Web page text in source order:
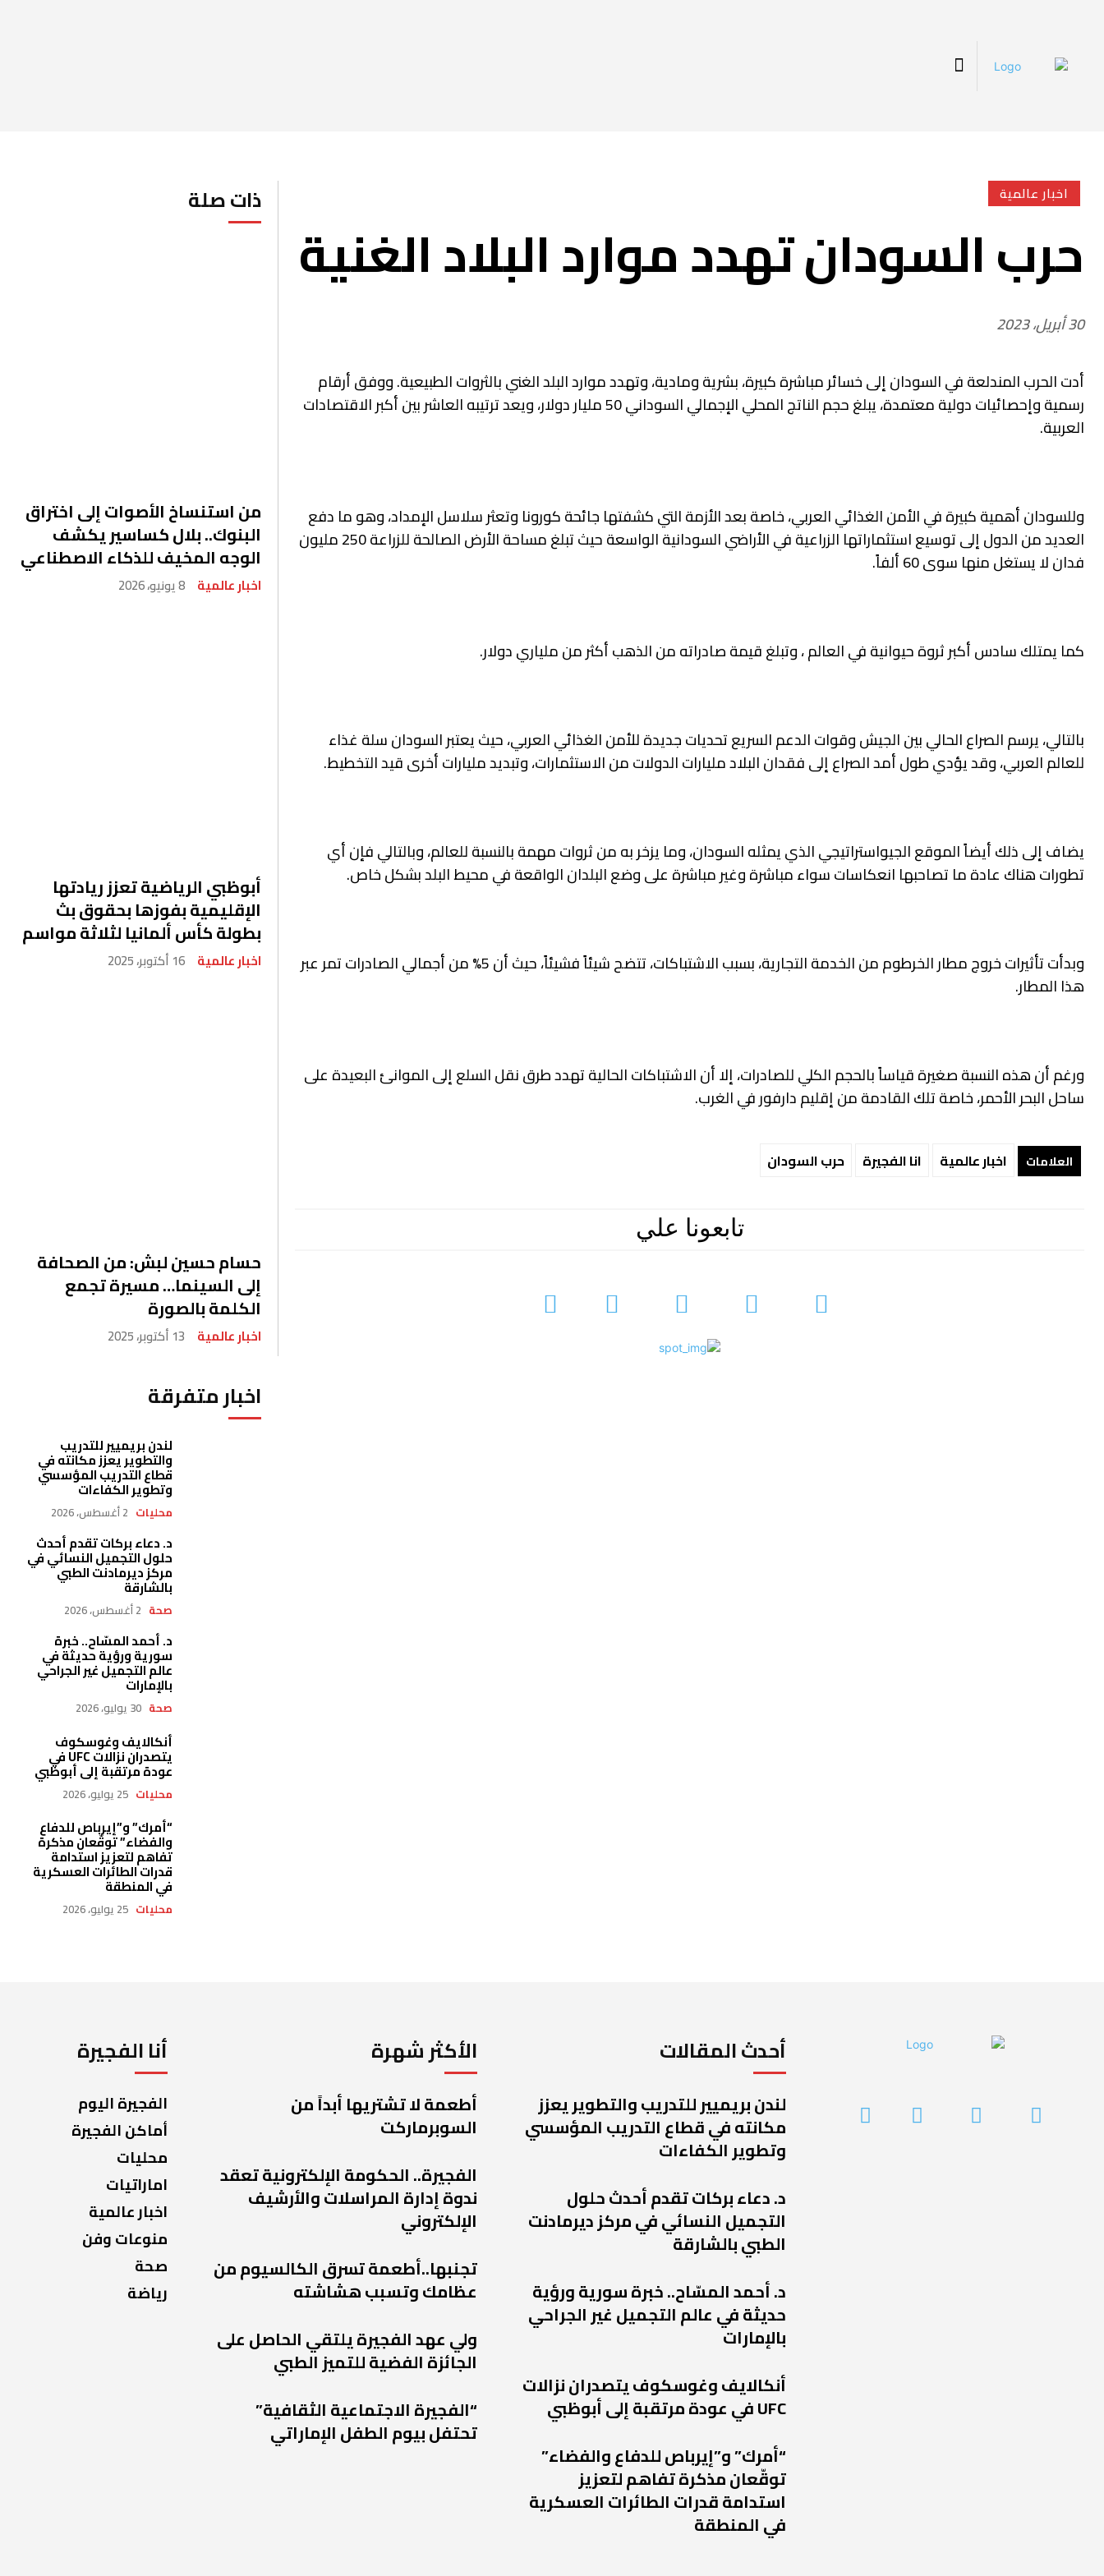
ذات صلة
من استنساخ الأصوات إلى اختراق
البنوك.. بلال كساسير يكشف
الوجه المخيف للذكاء الاصطناعي
اخبار عالمية 8 يونيو، 2026
أبوظبي الرياضية تعزز ريادتها
الإقليمية بفوزها بحقوق بث
بطولة كأس ألمانيا لثلاثة مواسم
اخبار عالمية 16 أكتوبر، 2025
حسام حسين لبش: من الصحافة
إلى السينما… مسيرة تجمع
الكلمة بالصورة
اخبار عالمية 13 أكتوبر، 2025
اخبار متفرقة
لندن بريميير للتدريب
والتطوير يعزز مكانته في
قطاع التدريب المؤسسي
وتطوير الكفاءات
محليات 2 أغسطس، 2026
د. دعاء بركات تقدم أحدث
حلول التجميل النسائي في
مركز ديرمادنت الطبي
بالشارقة
صحة 2 أغسطس، 2026
د. أحمد المسّاح.. خبرة
سورية ورؤية حديثة في
عالم التجميل غير الجراحي
بالإمارات
صحة 30 يوليو، 2026
أنكالايف وغوسكوف
يتصدران نزالات UFC في
عودة مرتقبة إلى أبوظبي
محليات 25 يوليو، 2026
“أمرك” و”إيرباص للدفاع
والفضاء” توقّعان مذكرة
تفاهم لتعزيز استدامة
قدرات الطائرات العسكرية
في المنطقة
محليات 25 يوليو، 2026
اخبار عالمية
حرب السودان تهدد موارد البلاد الغنية
30 أبريل، 2023
أدت الحرب المندلعة في السودان إلى خسائر مباشرة كبيرة، بشرية ومادية، وتهدد موارد البلد الغني بالثروات الطبيعية. ووفق أرقام
رسمية وإحصائيات دولية معتمدة، يبلغ حجم الناتج المحلي الإجمالي السوداني 50 مليار دولار، ويعد ترتيبه العاشر بين أكبر الاقتصادات
العربية.
وللسودان أهمية كبيرة في الأمن الغذائي العربي، خاصة بعد الأزمة التي كشفتها جائحة كورونا وتعثر سلاسل الإمداد، وهو ما دفع
العديد من الدول إلى توسيع استثماراتها الزراعية في الأراضي السودانية الواسعة حيث تبلغ مساحة الأرض الصالحة للزراعة 250 مليون
فدان لا يستغل منها سوى 60 ألفاً.
كما يمتلك سادس أكبر ثروة حيوانية في العالم ، وتبلغ قيمة صادراته من الذهب أكثر من ملياري دولار.
بالتالي، يرسم الصراع الحالي بين الجيش وقوات الدعم السريع تحديات جديدة للأمن الغذائي العربي، حيث يعتبر السودان سلة غذاء
للعالم العربي، وقد يؤدي طول أمد الصراع إلى فقدان البلاد مليارات الدولات من الاستثمارات، وتبديد مليارات أخرى قيد التخطيط.
يضاف إلى ذلك أيضاً الموقع الجيواستراتيجي الذي يمثله السودان، وما يزخر به من ثروات مهمة بالنسبة للعالم، وبالتالي فإن أي
تطورات هناك عادة ما تصاحبها انعكاسات سواء مباشرة وغير مباشرة على وضع البلدان الواقعة في محيط البلد بشكل خاص.
وبدأت تأثيرات خروج مطار الخرطوم من الخدمة التجارية، بسبب الاشتباكات، تتضح شيئاً فشيئاً، حيث أن 5% من أجمالي الصادرات تمر عبر
هذا المطار.
ورغم أن هذه النسبة صغيرة قياساً بالحجم الكلي للصادرات، إلا أن الاشتباكات الحالية تهدد طرق نقل السلع إلى الموانئ البعيدة على
ساحل البحر الأحمر، خاصة تلك القادمة من إقليم دارفور في الغرب.
العلامات اخبار عالمية انا الفجيرة حرب السودان
تابعونا علي
أنا الفجيرة
الفجيرة اليوم
أماكن الفجيرة
محليات
اماراتيات
اخبار عالمية
منوعات وفن
صحة
رياضة
الأكثر شهرة
أطعمة لا تشتريها أبداً من
السوبرماركت
الفجيرة.. الحكومة الإلكترونية تعقد
ندوة إدارة المراسلات والأرشيف
الإلكتروني
تجنبها..أطعمة تسرق الكالسيوم من
عظامك وتسبب هشاشته
ولي عهد الفجيرة يلتقي الحاصل على
الجائزة الفضية للتميز الطبي
“الفجيرة الاجتماعية الثقافية”
تحتفل بيوم الطفل الإماراتي
أحدث المقالات
لندن بريميير للتدريب والتطوير يعزز
مكانته في قطاع التدريب المؤسسي
وتطوير الكفاءات
د. دعاء بركات تقدم أحدث حلول
التجميل النسائي في مركز ديرمادنت
الطبي بالشارقة
د. أحمد المسّاح.. خبرة سورية ورؤية
حديثة في عالم التجميل غير الجراحي
بالإمارات
أنكالايف وغوسكوف يتصدران نزالات
UFC في عودة مرتقبة إلى أبوظبي
“أمرك” و”إيرباص للدفاع والفضاء”
توقّعان مذكرة تفاهم لتعزيز
استدامة قدرات الطائرات العسكرية
في المنطقة